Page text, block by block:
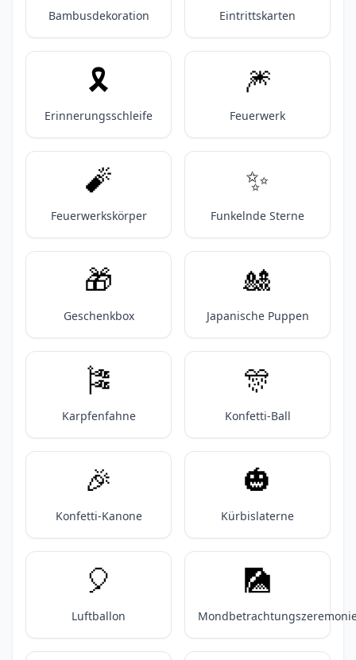
Bambusdekoration Eintrittskarten
🎗️
Erinnerungsschleife
🎆
Feuerwerk
🧨
Feuerwerkskörper
✨️
Funkelnde Sterne
🎁
Geschenkbox
🎎
Japanische Puppen
🎏
Karpfenfahne
🎊
Konfetti-Ball
🎉
Konfetti-Kanone
🎃
Kürbislaterne
🎈
Luftballon
🎑